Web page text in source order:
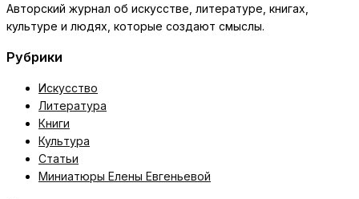
Авторский журнал об искусстве, литературе, книгах,
культуре и людях, которые создают смыслы.
Рубрики
Искусство
Литература
Книги
Культура
Статьи
Миниатюры Елены Евгеньевой